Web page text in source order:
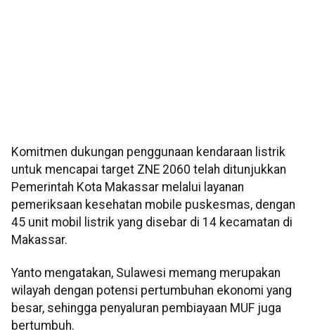
Komitmen dukungan penggunaan kendaraan listrik
untuk mencapai target ZNE 2060 telah ditunjukkan
Pemerintah Kota Makassar melalui layanan
pemeriksaan kesehatan mobile puskesmas, dengan
45 unit mobil listrik yang disebar di 14 kecamatan di
Makassar.
Yanto mengatakan, Sulawesi memang merupakan
wilayah dengan potensi pertumbuhan ekonomi yang
besar, sehingga penyaluran pembiayaan MUF juga
bertumbuh.